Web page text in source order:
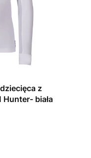
z
Hunter- biała